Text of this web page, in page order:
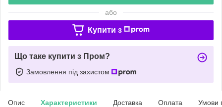
або
Купити з
Що таке купити з Пром?
Замовлення під захистом
Опис Характеристики Доставка Оплата Умови